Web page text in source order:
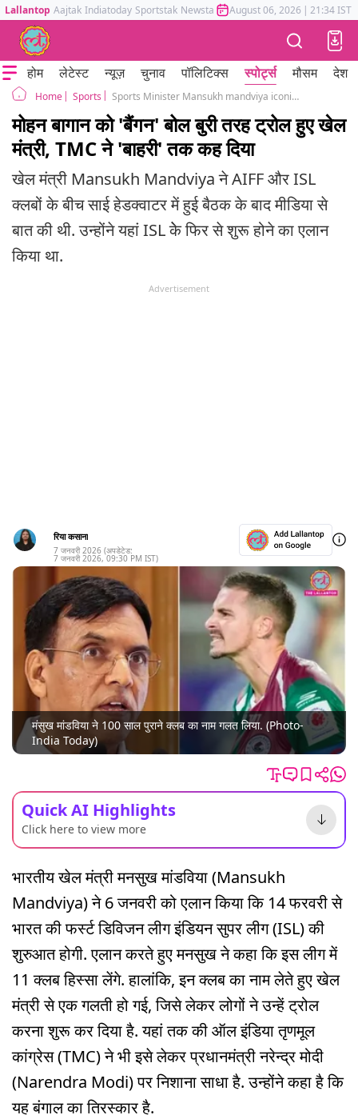
Lallantop Aajtak Indiatoday Sportstak Newstak Mumbai Tak Astrotak
August 06, 2026 | 21:34 IST
होम लेटेस्ट न्यूज़ चुनाव पॉलिटिक्स स्पोर्ट्स मौसम देश
Home Sports Sports Minister Mansukh mandviya iconic club names Mohan Baigan East Baigan
मोहन बागान को 'बैंगन' बोल बुरी तरह ट्रोल हुए खेल
मंत्री, TMC ने 'बाहरी' तक कह दिया
खेल मंत्री Mansukh Mandviya ने AIFF और ISL
क्लबों के बीच साई हेडक्वाटर में हुई बैठक के बाद मीडिया से
बात की थी. उन्होंने यहां ISL केे फिर से शुरू होने का एलान
किया था.
Advertisement
रिया कसाना
7 जनवरी 2026 (अपडेटेड:
7 जनवरी 2026, 09:30 PM IST)
मंसुख मांडविया ने 100 साल पुराने क्लब का नाम गलत लिया. (Photo-
India Today)
Quick AI Highlights
Click here to view more
भारतीय खेल मंत्री मनसुख मांडविया (Mansukh
Mandviya) ने 6 जनवरी को एलान किया कि 14 फरवरी से
भारत की फर्स्ट डिविजन लीग इंडियन सुपर लीग (ISL) की
शुरुआत होगी. एलान करते हुए मनसुख ने कहा कि इस लीग में
11 क्लब हिस्सा लेंगे. हालांकि, इन क्लब का नाम लेते हुए खेल
मंत्री से एक गलती हो गई, जिसे लेकर लोगों ने उन्हें ट्रोल
करना शुरू कर दिया है. यहां तक की ऑल इंडिया तृणमूल
कांग्रेस (TMC) ने भी इसे लेकर प्रधानमंत्री नरेन्द्र मोदी
(Narendra Modi) पर निशाना साधा है. उन्होंने कहा है कि
यह बंगाल का तिरस्कार है.